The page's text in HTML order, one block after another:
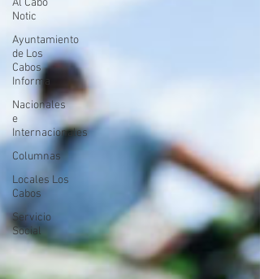
Al Cabo
Notic
Ayuntamiento
de Los
Cabos
Informa
Nacionales
e
Internacionales
Columnas
Locales Los
Cabos
Servicio
Social